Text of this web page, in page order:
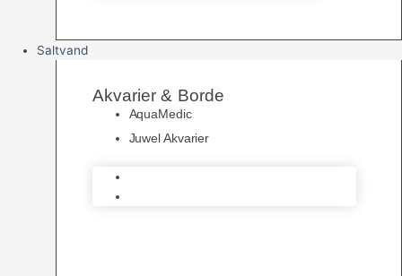
Saltvand
Akvarier & Borde
AquaMedic
Juwel Akvarier